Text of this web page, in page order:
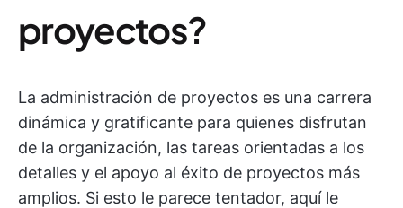
proyectos?
La administración de proyectos es una carrera
dinámica y gratificante para quienes disfrutan
de la organización, las tareas orientadas a los
detalles y el apoyo al éxito de proyectos más
amplios. Si esto le parece tentador, aquí le